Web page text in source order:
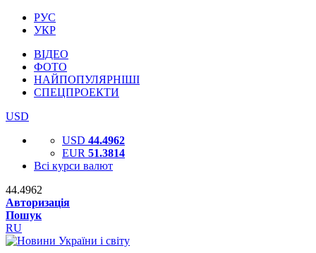
РУС
УКР
ВІДЕО
ФОТО
НАЙПОПУЛЯРНІШІ
СПЕЦПРОЕКТИ
USD
USD 44.4962
EUR 51.3814
Всі курси валют
44.4962
Авторизація
Пошук
RU